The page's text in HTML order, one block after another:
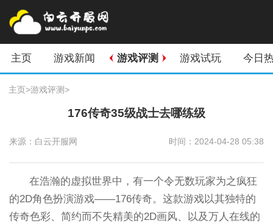
主页 游戏新闻 游戏评测 游戏试玩 今日
主页>游戏评测>
176传奇35级战士去哪练级
来源：白云开服网 时间：2024-04-28 05:38
在浩瀚的虚拟世界中，有一个令无数玩家为之疯狂
的2D角色扮演游戏——176传奇。这款游戏以其独特的
传奇色彩、简约而不失精美的2D画风、以及万人在线的